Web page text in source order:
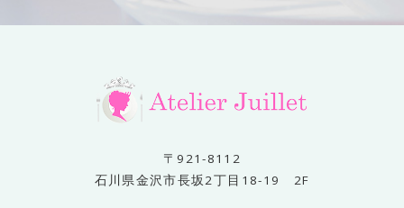
〒921-8112
石川県金沢市長坂2丁目18-19 2F